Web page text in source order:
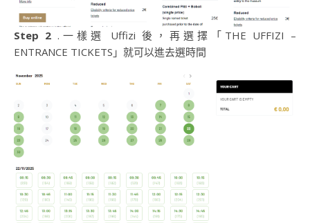
Step 2 .一樣選 Uffizi 後，再選擇「THE UFFIZI –
ENTRANCE TICKETS」就可以進去選時間